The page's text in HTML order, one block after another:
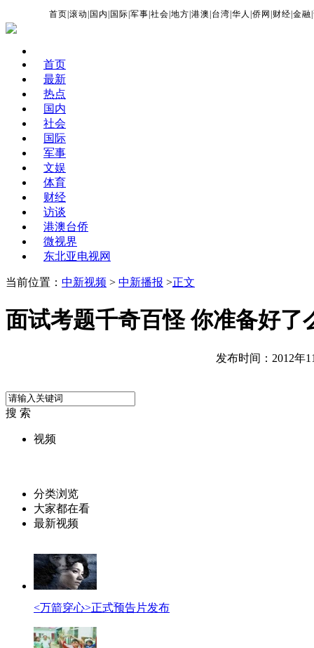
首页 |滚动 国内 国际 |军事 |社会 |地方 |港澳 台湾 |华人 |侨网 财经 |金融 |
首页
最新
热点
国内
社会
国际
军事
文娱
体育
财经
访谈
港澳台侨
微视界
东北亚电视网
当前位置： 中新视频 > 中新播报 >正文
面试考题千奇百怪 你准备好了
发布时间：2012年
搜 索
视频
分类浏览
大家都在看
最新视频
<万箭穿心>正式预告片发布